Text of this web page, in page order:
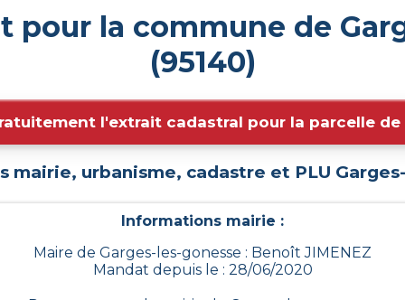
pour la commune de
(95140)
l'extrait cadastral pour la parcelle de
mairie, urbanisme, cadastre et PLU
Informations mairie :
Maire de Garges-les-gonesse : Benoît JIMENEZ
Mandat depuis le : 28/06/2020